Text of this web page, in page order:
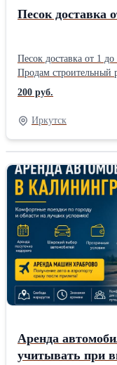
Песок доставка
Песок доставка от 1
Продам
кладку, штукатурку,
бетон. Доставка от 1
200 руб.
Иркутск
Аренда
учитывать при